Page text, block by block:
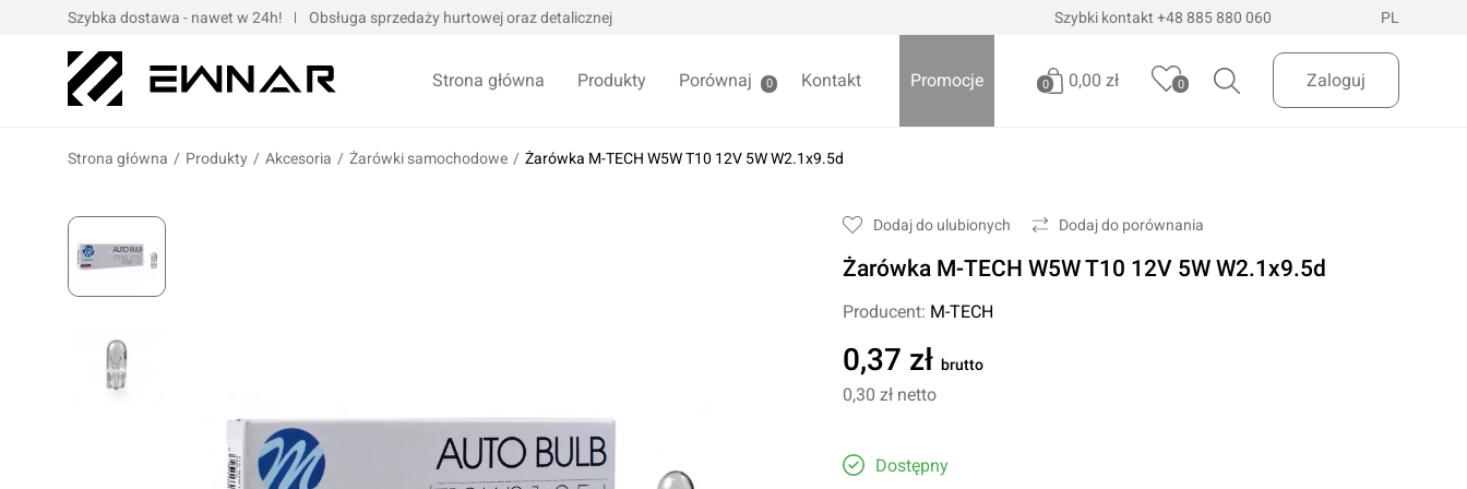
Szybka dostawa - nawet w 24h! Obsługa sprzedaży hurtowej oraz detalicznej Szybki kontakt +48 885 880 060 PL
Strona główna Produkty
Podnośniki oraz urządzenia dźwigowe
Wulkanizacja
Kompresory i narzędzia pneumatyczne
Wózki i zestawy narzędziowe
Elektronarzędzia/elektrotechnika
Oleje przekładniowe
Akcesoria samochodowe
Wycieraczki samochodowe
Foteliki samochodowe
Akcesoria dla dzieci
Lodówki turystyczne
Latarki czołowe
Porównaj 0 Kontakt Promocje 0 0,00 zł
Realizuj zamówienie
Darmowa DostawaInPost Paczkomatyjuż od 200zł
0 Zaloguj
Strona główna / Produkty / Akcesoria / Żarówki samochodowe / Żarówka M-TECH W5W T10 12V 5W W2.1x9.5d
Dodaj do ulubionych Dodaj do porównania
Żarówka M-TECH W5W T10 12V 5W W2.1x9.5d
Producent: M-TECH
0,37 zł brutto
0,30 zł netto
Dostępny